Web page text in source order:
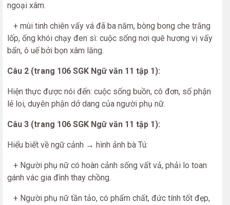
ngoại xâm.
+ mùi tinh chiên vấy vá đã ba năm, bòng bong che trắng
lốp, ống khói chạy đen sì: cuộc sống nơi quê hương vị vấy
bẩn, ô uế bởi bọn xâm lăng.
Câu 2 (trang 106 SGK Ngữ văn 11 tập 1):
Hiện thực được nói đến: cuộc sống buồn, cô đơn, số phận
lẻ loi, duyên phận dở dang của người phụ nữ.
Câu 3 (trang 106 SGK Ngữ văn 11 tập 1):
Hiểu biết về ngữ cảnh → hình ảnh bà Tú:
+ Người phụ nữ có hoàn cảnh sống vất vả, phải lo toan
gánh vác gia đình thay chồng.
+ Người phụ nữ tần tảo, có phẩm chất, đức tính tốt đẹp,